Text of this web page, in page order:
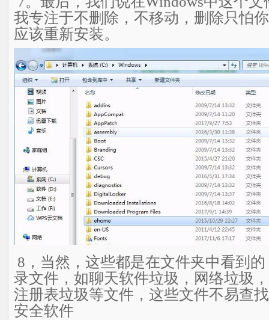
我专注于不删除，不移动，删除只怕
应该重新安装。
8，当然，这些都是在文件夹中看到
录文件，如聊天软件垃圾，网络垃圾
注册表垃圾等文件，这些文件不易查
安全软件